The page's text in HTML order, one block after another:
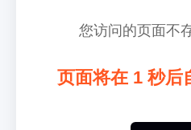
您访问的页面不
页面将在 1 秒后